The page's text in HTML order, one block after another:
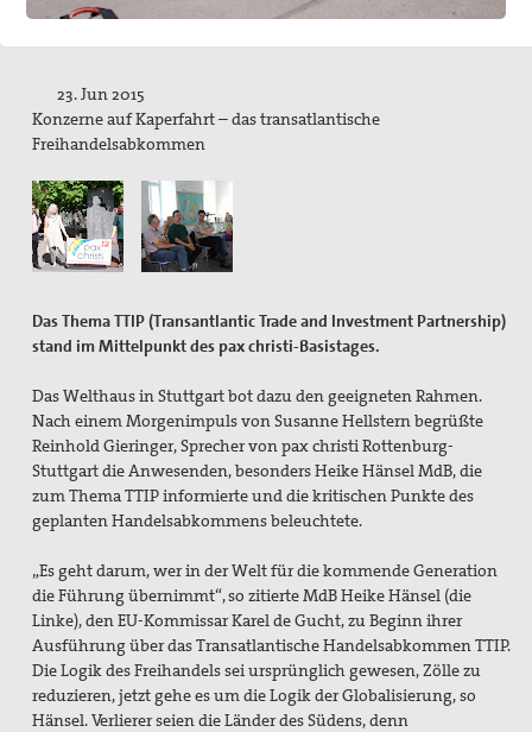
Pressemitteilungen
pax info
Der Heilige Martin
Weiteres
Friedensbildung
Servicestelle Friedensbildung Baden-Württemberg
Netzwerk Friedensbildung Baden-Württemberg
Referent für Friedensbildung
Materialien zur Friedensbildung
Atomwaffen
Europa
Flucht und Migration
23. Jun 2015
Konzerne auf Kaperfahrt – das transatlantische
Freihandelsabkommen
Das Thema TTIP (Transantlantic Trade and Investment Partnership)
stand im Mittelpunkt des pax christi-Basistages.
Das Welthaus in Stuttgart bot dazu den geeigneten Rahmen.
Nach einem Morgenimpuls von Susanne Hellstern begrüßte
Reinhold Gieringer, Sprecher von pax christi Rottenburg-
Stuttgart die Anwesenden, besonders Heike Hänsel MdB, die
zum Thema TTIP informierte und die kritischen Punkte des
geplanten Handelsabkommens beleuchtete.
„Es geht darum, wer in der Welt für die kommende Generation
die Führung übernimmt“, so zitierte MdB Heike Hänsel (die
Linke), den EU-Kommissar Karel de Gucht, zu Beginn ihrer
Ausführung über das Transatlantische Handelsabkommen TTIP.
Die Logik des Freihandels sei ursprünglich gewesen, Zölle zu
reduzieren, jetzt gehe es um die Logik der Globalisierung, so
Hänsel. Verlierer seien die Länder des Südens, denn